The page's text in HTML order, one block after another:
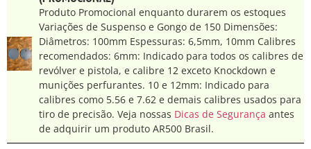
Produto Promocional enquanto durarem os estoques
Variações de Suspenso e Gongo de 150 Dimensões:
Diâmetros: 100mm Espessuras: 6,5mm, 10mm Calibres
recomendados: 6mm: Indicado para todos os calibres de
revólver e pistola, e calibre 12 exceto Knockdown e
munições perfurantes. 10 e 12mm: Indicado para
calibres como 5.56 e 7.62 e demais calibres usados para
tiro de precisão. Veja nossas Dicas de Segurança antes
de adquirir um produto AR500 Brasil.